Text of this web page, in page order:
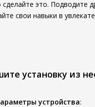
это. Подводите
свои навыки в
установку из
устройства: